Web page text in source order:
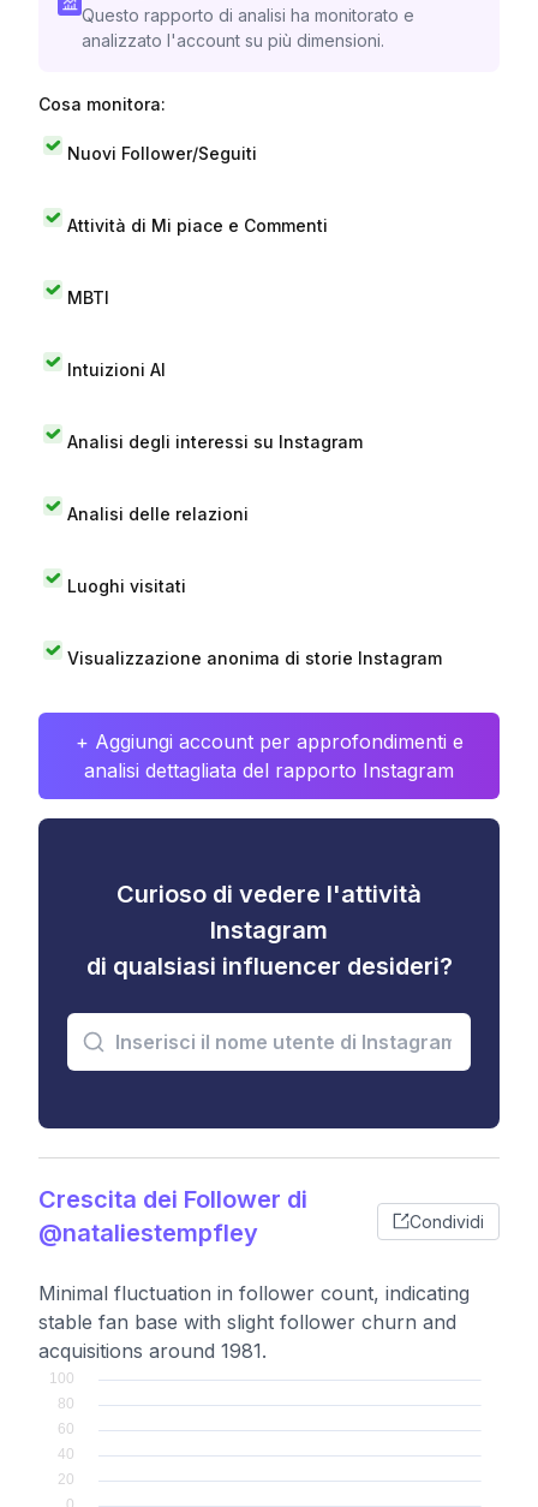
Questo rapporto di analisi ha monitorato e
analizzato l'account su più dimensioni.
Cosa monitora:
Nuovi Follower/Seguiti
Attività di Mi piace e Commenti
MBTI
Intuizioni AI
Analisi degli interessi su Instagram
Analisi delle relazioni
Luoghi visitati
Visualizzazione anonima di storie Instagram
+ Aggiungi account per approfondimenti e
analisi dettagliata del rapporto Instagram
Curioso di vedere l'attività
Instagram
di qualsiasi influencer desideri?
Crescita dei Follower di
@nataliestempfley
Condividi
Minimal fluctuation in follower count, indicating
stable fan base with slight follower churn and
acquisitions around 1981.